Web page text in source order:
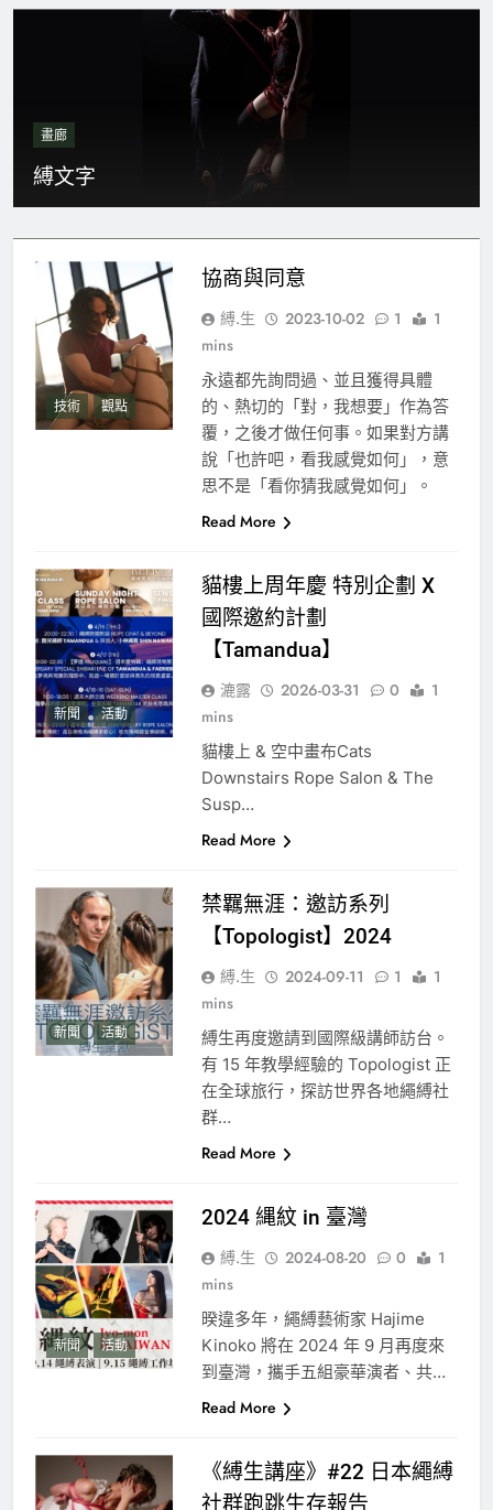
畫廊
縛文字
技術 觀點
協商與同意
縛.生 2023-10-02 1
1
mins
永遠都先詢問過、並且獲得具體
的、熱切的「對，我想要」作為答
覆，之後才做任何事。如果對方講
說「也許吧，看我感覺如何」，意
思不是「看你猜我感覺如何」。
Read More
新聞 活動
貓樓上周年慶 特別企劃 X
國際邀約計劃
【Tamandua】
漉露 2026-03-31 0
1
mins
貓樓上 & 空中畫布Cats
Downstairs Rope Salon & The
Susp…
Read More
新聞 活動
禁羈無涯：邀訪系列
【Topologist】2024
縛.生 2024-09-11 1
1
mins
縛生再度邀請到國際級講師訪台。
有 15 年教學經驗的 Topologist 正
在全球旅行，探訪世界各地繩縛社
群…
Read More
新聞 活動
2024 縄紋 in 臺灣
縛.生 2024-08-20 0
1
mins
暌違多年，繩縛藝術家 Hajime
Kinoko 將在 2024 年 9 月再度來
到臺灣，攜手五組豪華演者、共…
Read More
《縛生講座》#22 日本繩縛
社群跑跳生存報告